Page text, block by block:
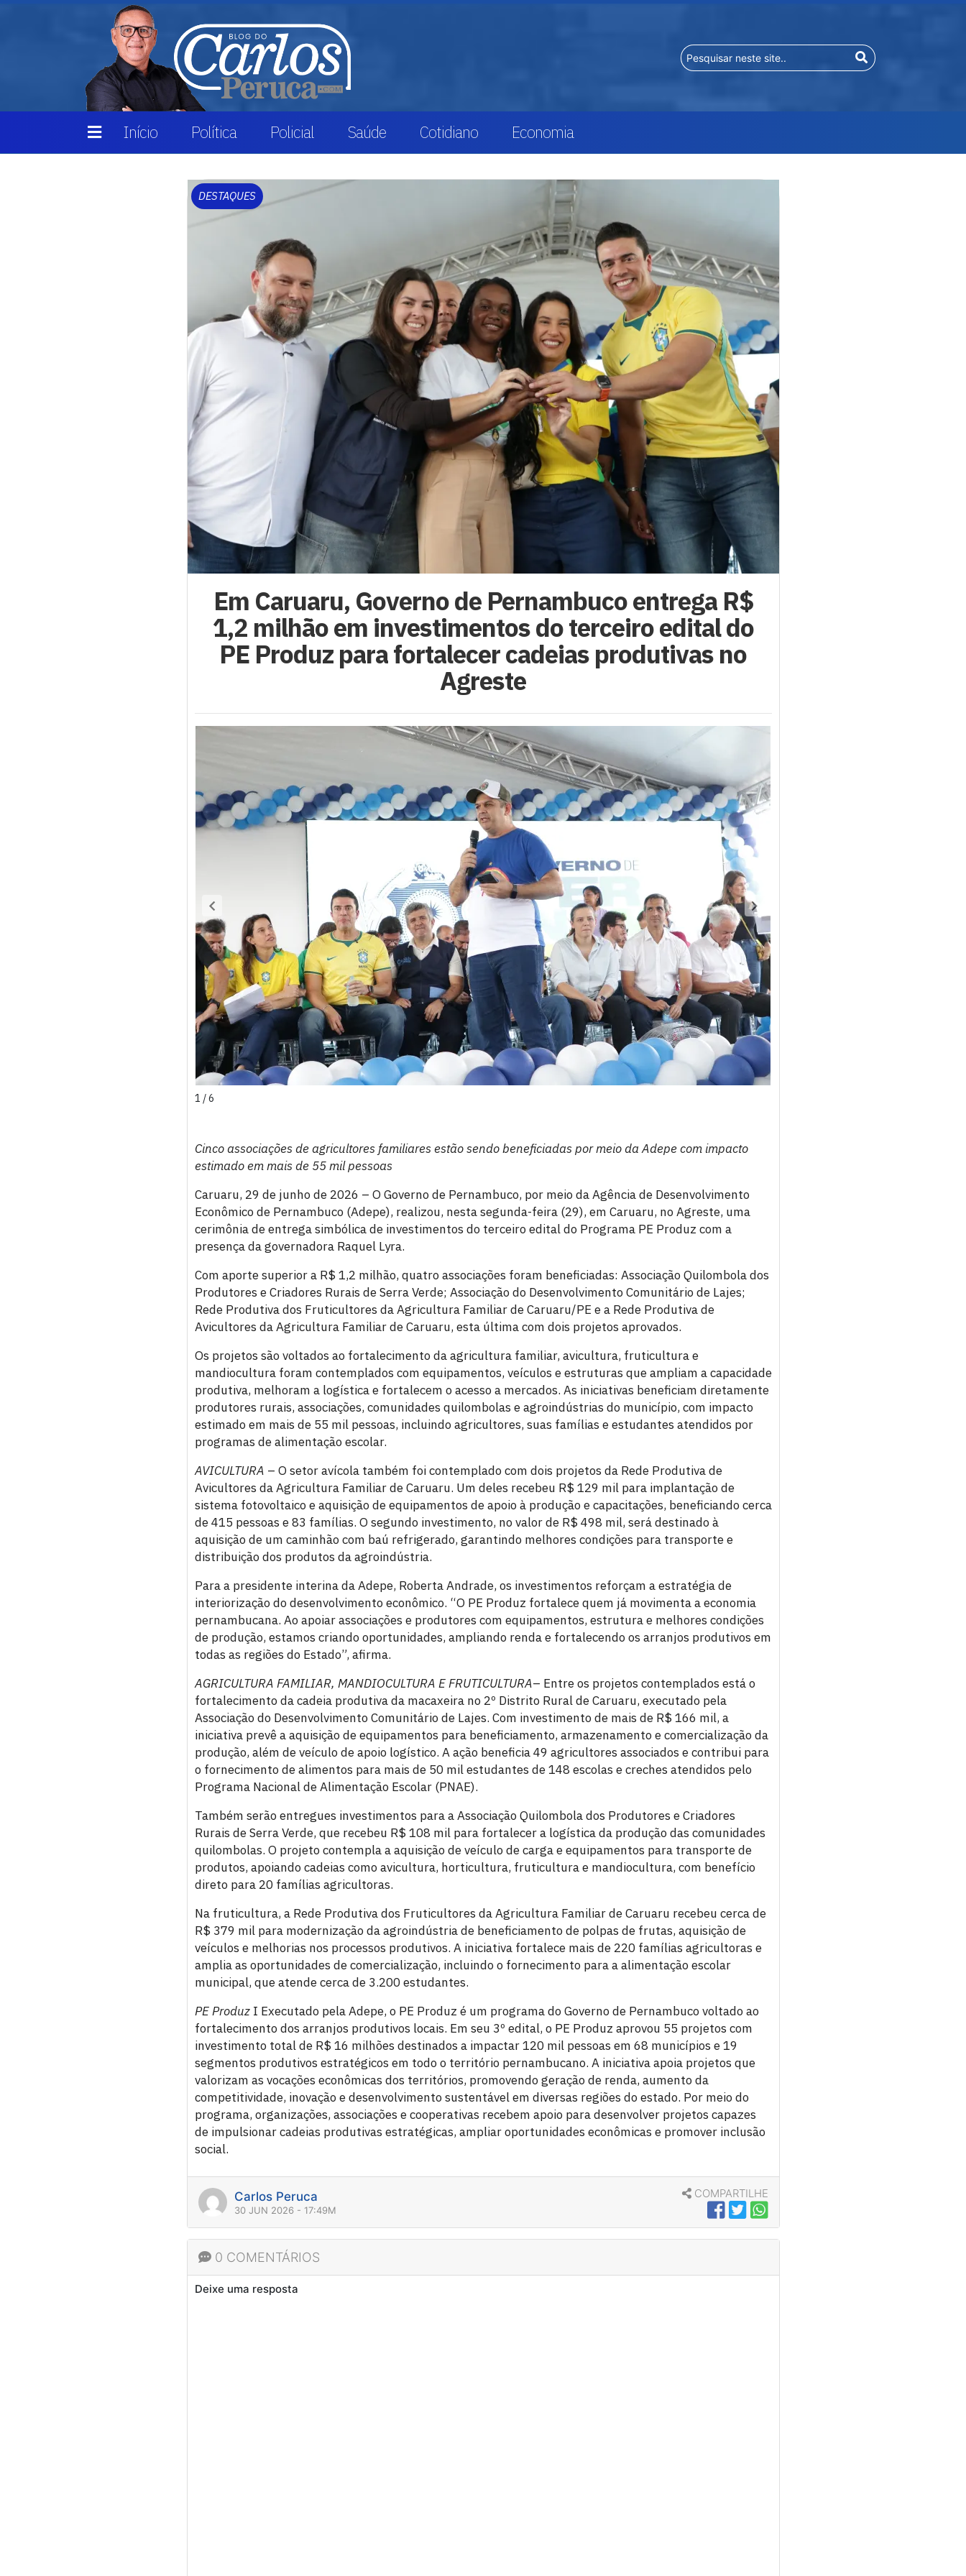
Início Política Policial Saúde Cotidiano Economia
DESTAQUES
Em Caruaru, Governo de Pernambuco entrega R$
1,2 milhão em investimentos do terceiro edital do
PE Produz para fortalecer cadeias produtivas no
Agreste
1 / 6
Cinco associações de agricultores familiares estão sendo beneficiadas por meio da Adepe com impacto
estimado em mais de 55 mil pessoas
Caruaru, 29 de junho de 2026 – O Governo de Pernambuco, por meio da Agência de Desenvolvimento
Econômico de Pernambuco (Adepe), realizou, nesta segunda-feira (29), em Caruaru, no Agreste, uma
cerimônia de entrega simbólica de investimentos do terceiro edital do Programa PE Produz com a
presença da governadora Raquel Lyra.
Com aporte superior a R$ 1,2 milhão, quatro associações foram beneficiadas: Associação Quilombola dos
Produtores e Criadores Rurais de Serra Verde; Associação do Desenvolvimento Comunitário de Lajes;
Rede Produtiva dos Fruticultores da Agricultura Familiar de Caruaru/PE e a Rede Produtiva de
Avicultores da Agricultura Familiar de Caruaru, esta última com dois projetos aprovados.
Os projetos são voltados ao fortalecimento da agricultura familiar, avicultura, fruticultura e
mandiocultura foram contemplados com equipamentos, veículos e estruturas que ampliam a capacidade
produtiva, melhoram a logística e fortalecem o acesso a mercados. As iniciativas beneficiam diretamente
produtores rurais, associações, comunidades quilombolas e agroindústrias do município, com impacto
estimado em mais de 55 mil pessoas, incluindo agricultores, suas famílias e estudantes atendidos por
programas de alimentação escolar.
AVICULTURA – O setor avícola também foi contemplado com dois projetos da Rede Produtiva de
Avicultores da Agricultura Familiar de Caruaru. Um deles recebeu R$ 129 mil para implantação de
sistema fotovoltaico e aquisição de equipamentos de apoio à produção e capacitações, beneficiando cerca
de 415 pessoas e 83 famílias. O segundo investimento, no valor de R$ 498 mil, será destinado à
aquisição de um caminhão com baú refrigerado, garantindo melhores condições para transporte e
distribuição dos produtos da agroindústria.
Para a presidente interina da Adepe, Roberta Andrade, os investimentos reforçam a estratégia de
interiorização do desenvolvimento econômico. “O PE Produz fortalece quem já movimenta a economia
pernambucana. Ao apoiar associações e produtores com equipamentos, estrutura e melhores condições
de produção, estamos criando oportunidades, ampliando renda e fortalecendo os arranjos produtivos em
todas as regiões do Estado”, afirma.
AGRICULTURA FAMILIAR, MANDIOCULTURA E FRUTICULTURA– Entre os projetos contemplados está o
fortalecimento da cadeia produtiva da macaxeira no 2º Distrito Rural de Caruaru, executado pela
Associação do Desenvolvimento Comunitário de Lajes. Com investimento de mais de R$ 166 mil, a
iniciativa prevê a aquisição de equipamentos para beneficiamento, armazenamento e comercialização da
produção, além de veículo de apoio logístico. A ação beneficia 49 agricultores associados e contribui para
o fornecimento de alimentos para mais de 50 mil estudantes de 148 escolas e creches atendidos pelo
Programa Nacional de Alimentação Escolar (PNAE).
Também serão entregues investimentos para a Associação Quilombola dos Produtores e Criadores
Rurais de Serra Verde, que recebeu R$ 108 mil para fortalecer a logística da produção das comunidades
quilombolas. O projeto contempla a aquisição de veículo de carga e equipamentos para transporte de
produtos, apoiando cadeias como avicultura, horticultura, fruticultura e mandiocultura, com benefício
direto para 20 famílias agricultoras.
Na fruticultura, a Rede Produtiva dos Fruticultores da Agricultura Familiar de Caruaru recebeu cerca de
R$ 379 mil para modernização da agroindústria de beneficiamento de polpas de frutas, aquisição de
veículos e melhorias nos processos produtivos. A iniciativa fortalece mais de 220 famílias agricultoras e
amplia as oportunidades de comercialização, incluindo o fornecimento para a alimentação escolar
municipal, que atende cerca de 3.200 estudantes.
PE ProduzI Executado pela Adepe, o PE Produz é um programa do Governo de Pernambuco voltado ao
fortalecimento dos arranjos produtivos locais. Em seu 3º edital, o PE Produz aprovou 55 projetos com
investimento total de R$ 16 milhões destinados a impactar 120 mil pessoas em 68 municípios e 19
segmentos produtivos estratégicos em todo o território pernambucano. A iniciativa apoia projetos que
valorizam as vocações econômicas dos territórios, promovendo geração de renda, aumento da
competitividade, inovação e desenvolvimento sustentável em diversas regiões do estado. Por meio do
programa, organizações, associações e cooperativas recebem apoio para desenvolver projetos capazes
de impulsionar cadeias produtivas estratégicas, ampliar oportunidades econômicas e promover inclusão
social.
Carlos Peruca
30 JUN 2026 - 17:49M
COMPARTILHE
0 COMENTÁRIOS
Deixe uma resposta